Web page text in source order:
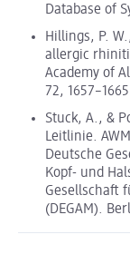
Database of
Hillings, P.
allergic
Academy of
72,
Stuck, A., &
Leitlinie.
Deutsche
Kopf- und
Gesellschaft
(DEGAM).